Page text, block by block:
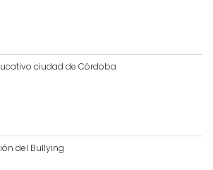
ciudad de Córdoba
del Bullying